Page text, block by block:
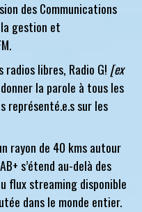
des Communications
gestion et
radios libres, Radio G! [ex
la parole à tous les
représenté.e.s sur les
rayon de 40 kms autour
s’étend au-delà des
flux streaming disponible
dans le monde entier.